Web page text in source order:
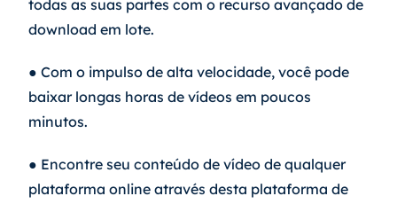
todas as suas partes com o recurso avançado de
download em lote.
● Com o impulso de alta velocidade, você pode
baixar longas horas de vídeos em poucos
minutos.
● Encontre seu conteúdo de vídeo de qualquer
plataforma online através desta plataforma de